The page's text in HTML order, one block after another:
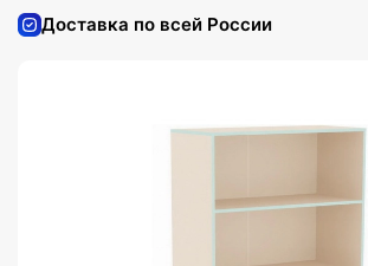
Доставка по всей России